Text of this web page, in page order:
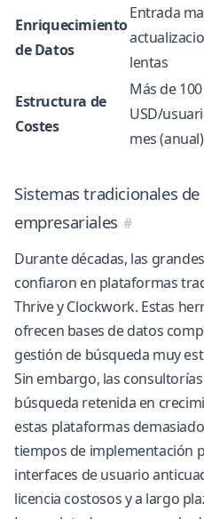
Enriquecimiento
de Datos
Entrada
lentas
Estructura de
Costes
Más de 100
USD/
mes (anual)
Sistemas tradicionales
empresariales
Durante décadas, las
confiaron en plataformas
Thrive y Clockwork. Estas
ofrecen bases de datos
gestión de búsqueda muy
Sin embargo, las
búsqueda retenida en
estas plataformas
tiempos de implementación
interfaces de usuario
licencia costosos y a largo